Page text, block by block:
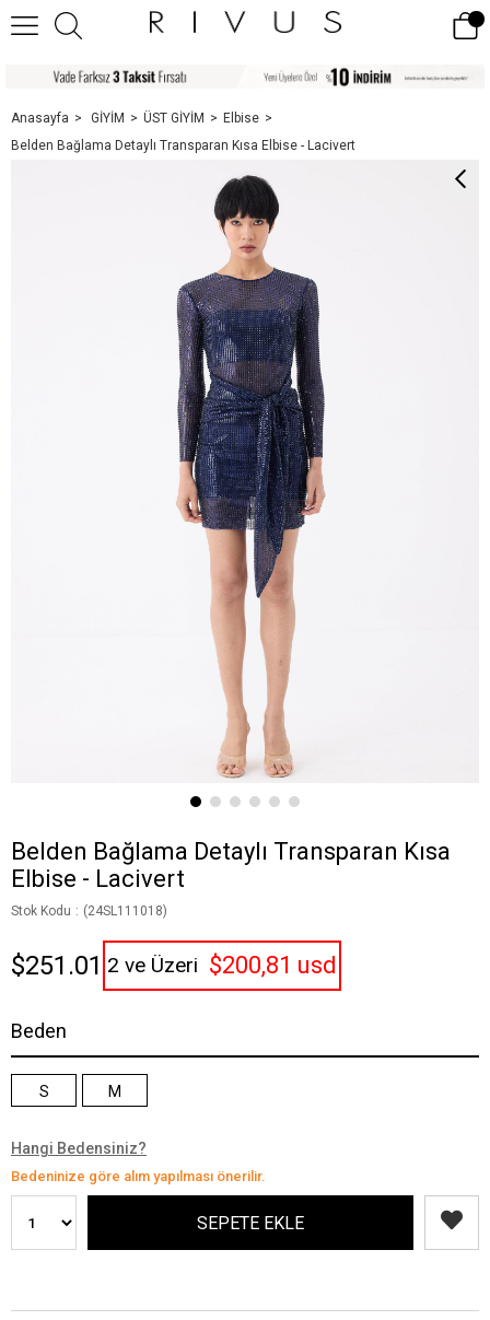
Anasayfa GİYİM ÜST GİYİM
Elbise
Belden Bağlama Detaylı Transparan Kısa Elbise - Lacivert
Belden Bağlama Detaylı Transparan Kısa
Elbise - Lacivert
Stok Kodu (24SL111018)
$251.01 2 ve Üzeri $200,81 usd
Beden
S M
Hangi Bedensiniz?
Bedeninize göre alım yapılması önerilir.